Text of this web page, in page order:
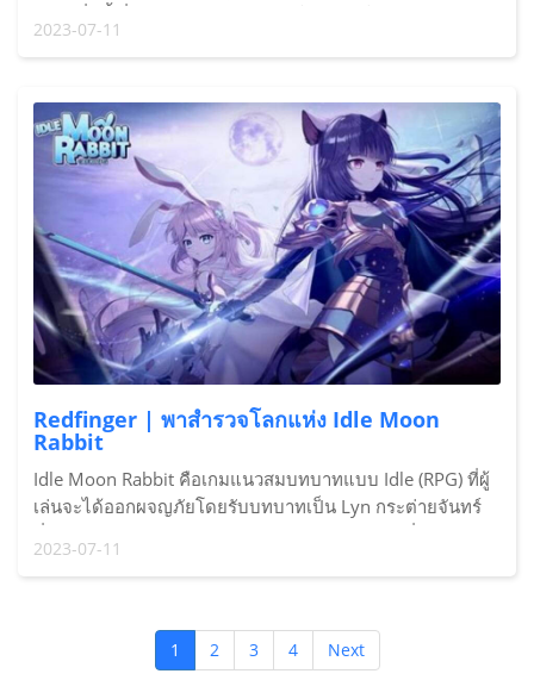
ของซีซั่นนี้เกี่ยวกับ Flame เชิญชวนให้ทุกคนใช้งาน Season
Instance ที่จะทำให้ทุกคนได้เจอกับสภาพอากาศที่
2023-07-11
Redfinger | พาสำรวจโลกแห่ง Idle Moon
Rabbit
Idle Moon Rabbit คือเกมแนวสมบทบาทแบบ Idle (RPG) ที่ผู้
เล่นจะได้ออกผจญภัยโดยรับบทบาทเป็น Lyn กระต่ายจันทร์
ที่มาทวง Moonlight คืนกลับมาและพิชิตความมืดที่เคลือบ
คลานเข้ามา ระบบเกมนี้เป็นแบบอัตโนมัติโดยที่ผู้เล่นจะ
2023-07-11
1 2 3 4 Next